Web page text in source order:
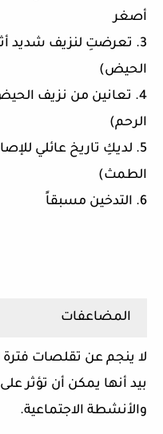
أصغر
3. تعرضتِ لنزيف شديد
الحيض)
4. تعانين من نزيف
الرحم)
5. لديكِ تاريخ عائلي
الطمث)
6. التدخين مسبقاً
المضاعفات
لا ينجم عن تقلصات
بيد أنها يمكن أن تؤثر
والأنشطة الاجتماعية.